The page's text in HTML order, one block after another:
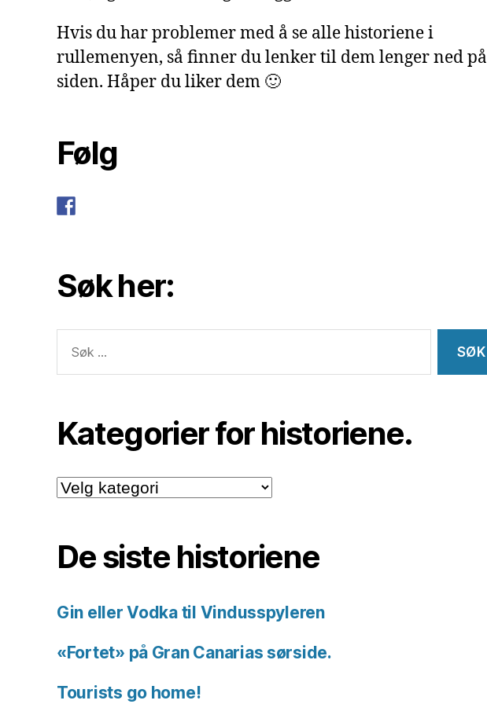
Hvis du har problemer med å se alle historiene i
rullemenyen, så finner du lenker til dem lenger ned på
siden. Håper du liker dem 🙂
Følg
Søk her:
etter:
Kategorier for historiene.
Kategorier
for
De siste historiene
Gin eller Vodka til Vindusspyleren
«Fortet» på Gran Canarias sørside.
Tourists go home!